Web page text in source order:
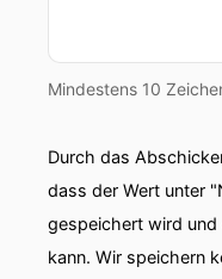
Mindestens 10
Durch das
dass der Wert unter
gespeichert wird
kann. Wir speichern